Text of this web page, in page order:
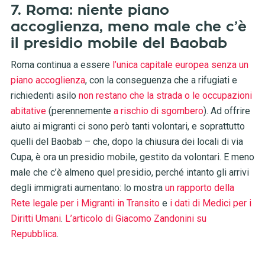
7. Roma: niente piano
accoglienza, meno male che c’è
il presidio mobile del Baobab
Roma continua a essere l’unica capitale europea senza un
piano accoglienza, con la conseguenza che a rifugiati e
richiedenti asilo non restano che la strada o le occupazioni
abitative(perennemente a rischio di sgombero). Ad offrire
aiuto ai migranti ci sono però tanti volontari, e soprattutto
quelli del Baobab – che, dopo la chiusura dei locali di via
Cupa, è ora un presidio mobile, gestito da volontari. E meno
male che c’è almeno quel presidio, perché intanto gli arrivi
degli immigrati aumentano: lo mostra un rapporto della
Rete legale per i Migranti in Transitoe i dati di Medici per i
Diritti Umani. L’articolo di Giacomo Zandonini su
Repubblica.